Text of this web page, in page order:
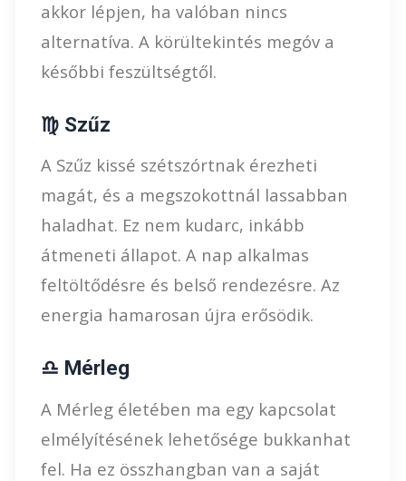
akkor lépjen, ha valóban nincs
alternatíva. A körültekintés megóv a
későbbi feszültségtől.
♍ Szűz
A Szűz kissé szétszórtnak érezheti
magát, és a megszokottnál lassabban
haladhat. Ez nem kudarc, inkább
átmeneti állapot. A nap alkalmas
feltöltődésre és belső rendezésre. Az
energia hamarosan újra erősödik.
♎ Mérleg
A Mérleg életében ma egy kapcsolat
elmélyítésének lehetősége bukkanhat
fel. Ha ez összhangban van a saját